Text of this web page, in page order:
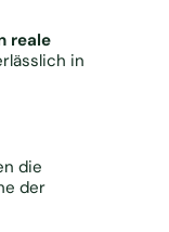
reale
in
die
der